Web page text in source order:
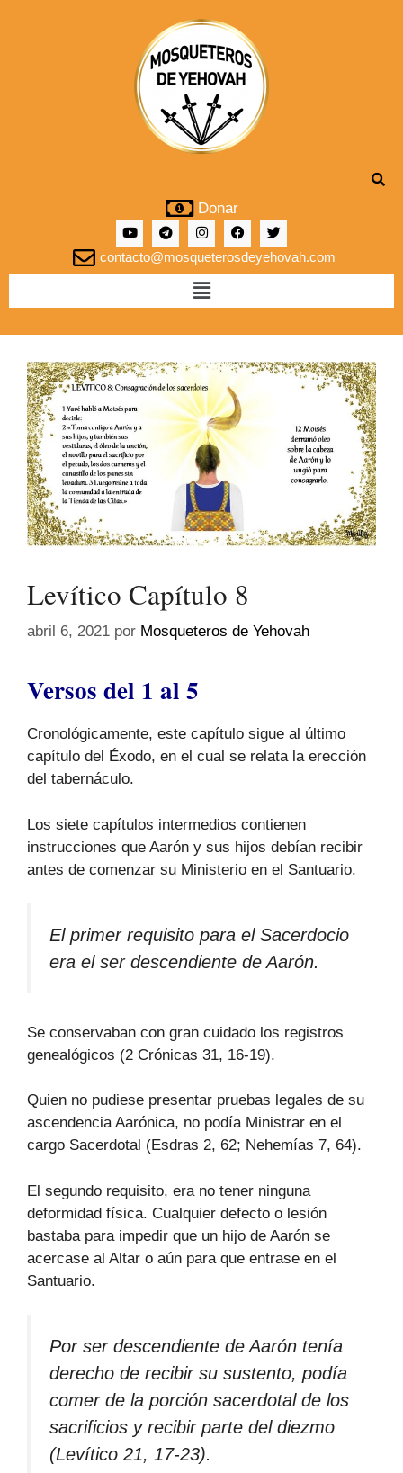
Donar
contacto@mosqueterosdeyehovah.com
Levítico Capítulo 8
abril 6, 2021 por Mosqueteros de Yehovah
Versos del 1 al 5
Cronológicamente, este capítulo sigue al último
capítulo del Éxodo, en el cual se relata la erección
del tabernáculo.
Los siete capítulos intermedios contienen
instrucciones que Aarón y sus hijos debían recibir
antes de comenzar su Ministerio en el Santuario.
El primer requisito para el Sacerdocio
era el ser descendiente de Aarón.
Se conservaban con gran cuidado los registros
genealógicos (2 Crónicas 31, 16-19).
Quien no pudiese presentar pruebas legales de su
ascendencia Aarónica, no podía Ministrar en el
cargo Sacerdotal (Esdras 2, 62; Nehemías 7, 64).
El segundo requisito, era no tener ninguna
deformidad física. Cualquier defecto o lesión
bastaba para impedir que un hijo de Aarón se
acercase al Altar o aún para que entrase en el
Santuario.
Por ser descendiente de Aarón tenía
derecho de recibir su sustento, podía
comer de la porción sacerdotal de los
sacrificios y recibir parte del diezmo
(Levítico 21, 17-23).